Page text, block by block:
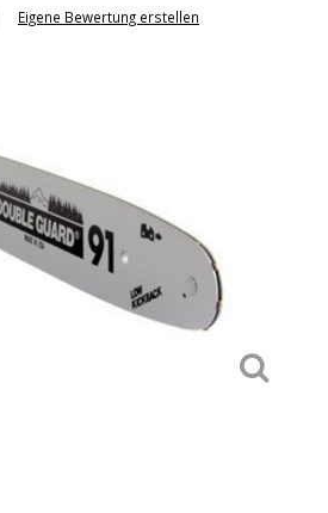
Eigene Bewertung erstellen